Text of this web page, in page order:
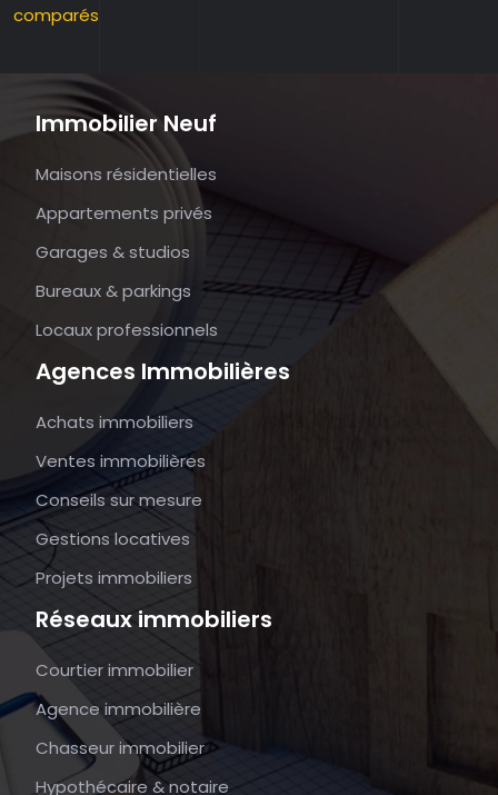
comparés
Immobilier Neuf
Maisons résidentielles
Appartements privés
Garages & studios
Bureaux & parkings
Locaux professionnels
Agences Immobilières
Achats immobiliers
Ventes immobilières
Conseils sur mesure
Gestions locatives
Projets immobiliers
Réseaux immobiliers
Courtier immobilier
Agence immobilière
Chasseur immobilier
Hypothécaire & notaire